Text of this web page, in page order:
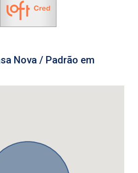
Nova / Padrão em